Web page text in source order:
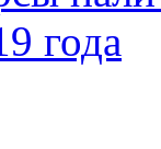
года